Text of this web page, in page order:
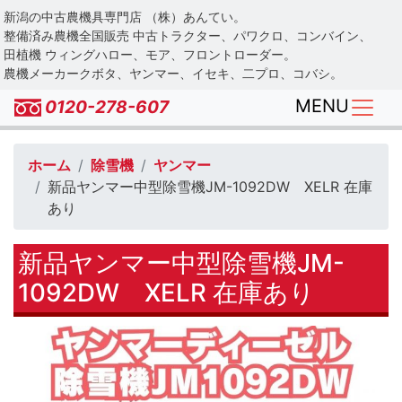
Skip
to
main
content
新潟の中古農機具専門店 （株）あんてい。
整備済み農機全国販売 中古トラクター、パワクロ、コンバイン、
田植機 ウィングハロー、モア、フロントローダー。
農機メーカークボタ、ヤンマー、イセキ、二プロ、コバシ。
0120-278-607 MENU
ホーム 除雪機
ヤンマー
新品ヤンマー中型除雪機JM-1092DW XELR 在庫
あり
新品ヤンマー中型除雪機JM-
1092DW XELR 在庫あり